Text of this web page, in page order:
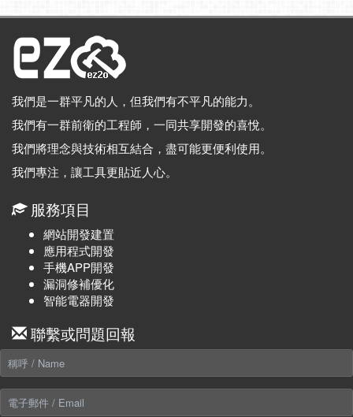
我們是一群平凡的人，但我們有不平凡的能力。
我們有一群前衛的工程師，一同共享開發的喜悅。
我們將理念與技術相互結合，盡可能更便利使用。
我們專注，讓工具更貼近人心。
服務項目
網站開發建置
應用程式開發
手機APP開發
漏洞修補優化
智能電器開發
聯繫或問題回報